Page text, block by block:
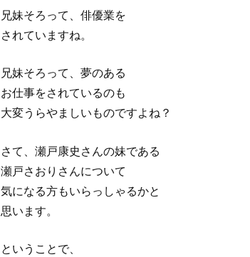
兄妹そろって、俳優業を
されていますね。
兄妹そろって、夢のある
お仕事をされているのも
大変うらやましいものですよね？
さて、瀬戸康史さんの妹である
瀬戸さおりさんについて
気になる方もいらっしゃるかと
思います。
ということで、